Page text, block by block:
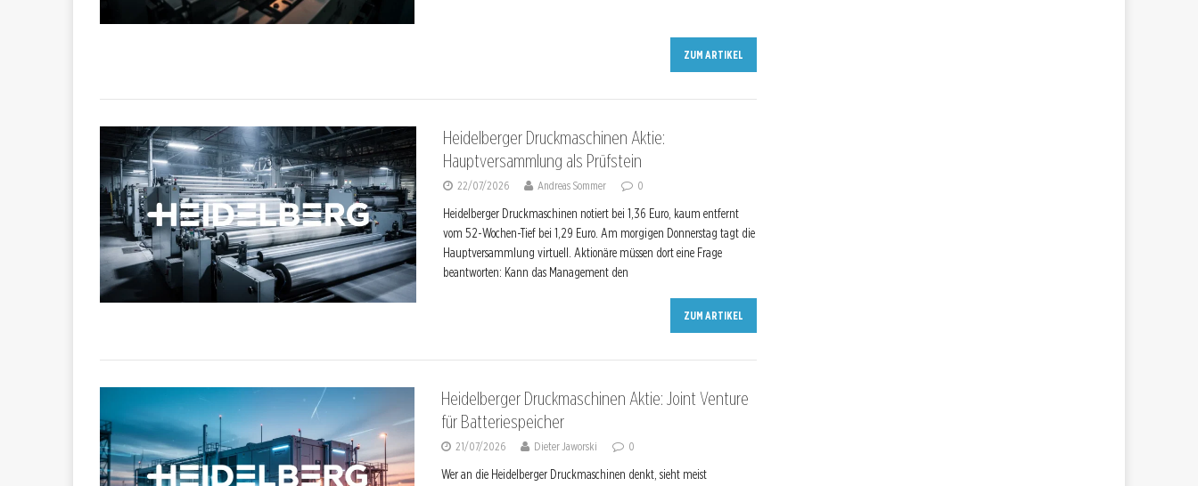
ZUM ARTIKEL
Heidelberger Druckmaschinen Aktie:
Hauptversammlung als Prüfstein
22/07/2026 Andreas Sommer 0
Heidelberger Druckmaschinen notiert bei 1,36 Euro, kaum entfernt
vom 52-Wochen-Tief bei 1,29 Euro. Am morgigen Donnerstag tagt die
Hauptversammlung virtuell. Aktionäre müssen dort eine Frage
beantworten: Kann das Management den
ZUM ARTIKEL
Heidelberger Druckmaschinen Aktie: Joint Venture
für Batteriespeicher
21/07/2026 Dieter Jaworski 0
Wer an die Heidelberger Druckmaschinen denkt, sieht meist